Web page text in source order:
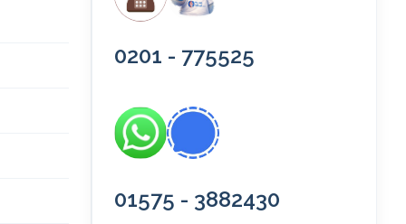
0201 - 775525
01575 - 3882430